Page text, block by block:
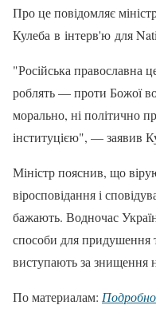
Про це повідомляє
Кулеба в інтерв'ю для
"Російська православна
роблять — проти Божої
морально, ні політично
інституцією", — заявив
Міністр пояснив, що
віросповідання і
бажають. Водночас
способи для придушення
виступають за знищення
По материалам: